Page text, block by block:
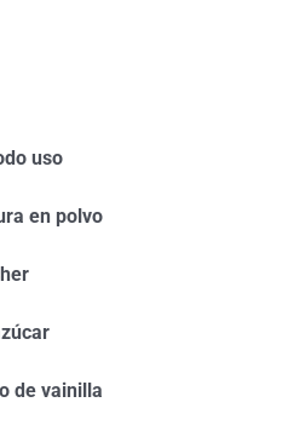
uso
en polvo
de vainilla